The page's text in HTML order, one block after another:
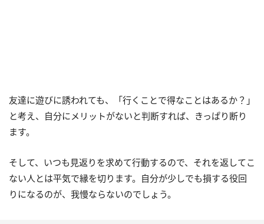
友達に遊びに誘われても、「行くことで得なことはあるか？」
と考え、自分にメリットがないと判断すれば、きっぱり断り
ます。
そして、いつも見返りを求めて行動するので、それを返してこ
ない人とは平気で縁を切ります。自分が少しでも損する役回
りになるのが、我慢ならないのでしょう。